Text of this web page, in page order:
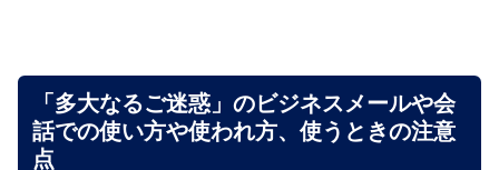
「多大なるご迷惑」のビジネスメールや会
話での使い方や使われ方、使うときの注意
点